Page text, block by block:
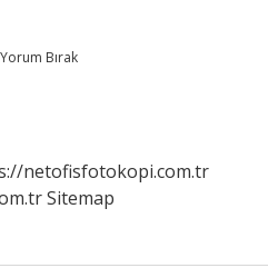
Yorum Bırak
netofisfotokopi.com.tr
Sitemap